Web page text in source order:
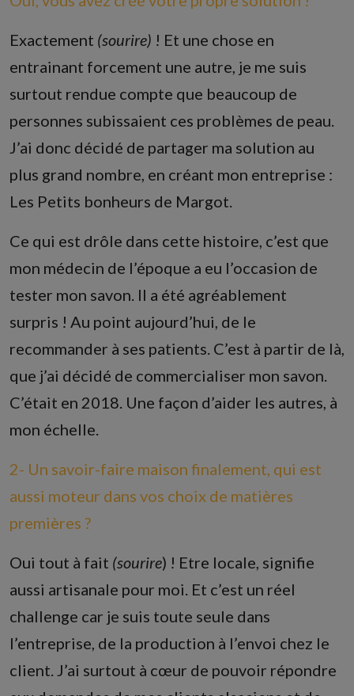
Exactement (sourire) ! Et une chose en
entrainant forcement une autre, je me suis
surtout rendue compte que beaucoup de
personnes subissaient ces problèmes de peau.
J’ai donc décidé de partager ma solution au
plus grand nombre, en créant mon entreprise :
Les Petits bonheurs de Margot.
Ce qui est drôle dans cette histoire, c’est que
mon médecin de l’époque a eu l’occasion de
tester mon savon. Il a été agréablement
surpris ! Au point aujourd’hui, de le
recommander à ses patients. C’est à partir de là,
que j’ai décidé de commercialiser mon savon.
C’était en 2018. Une façon d’aider les autres, à
mon échelle.
2- Un savoir-faire maison finalement, qui est
aussi moteur dans vos choix de matières
premières ?
Oui tout à fait (sourire) ! Etre locale, signifie
aussi artisanale pour moi. Et c’est un réel
challenge car je suis toute seule dans
l’entreprise, de la production à l’envoi chez le
client. J’ai surtout à cœur de pouvoir répondre